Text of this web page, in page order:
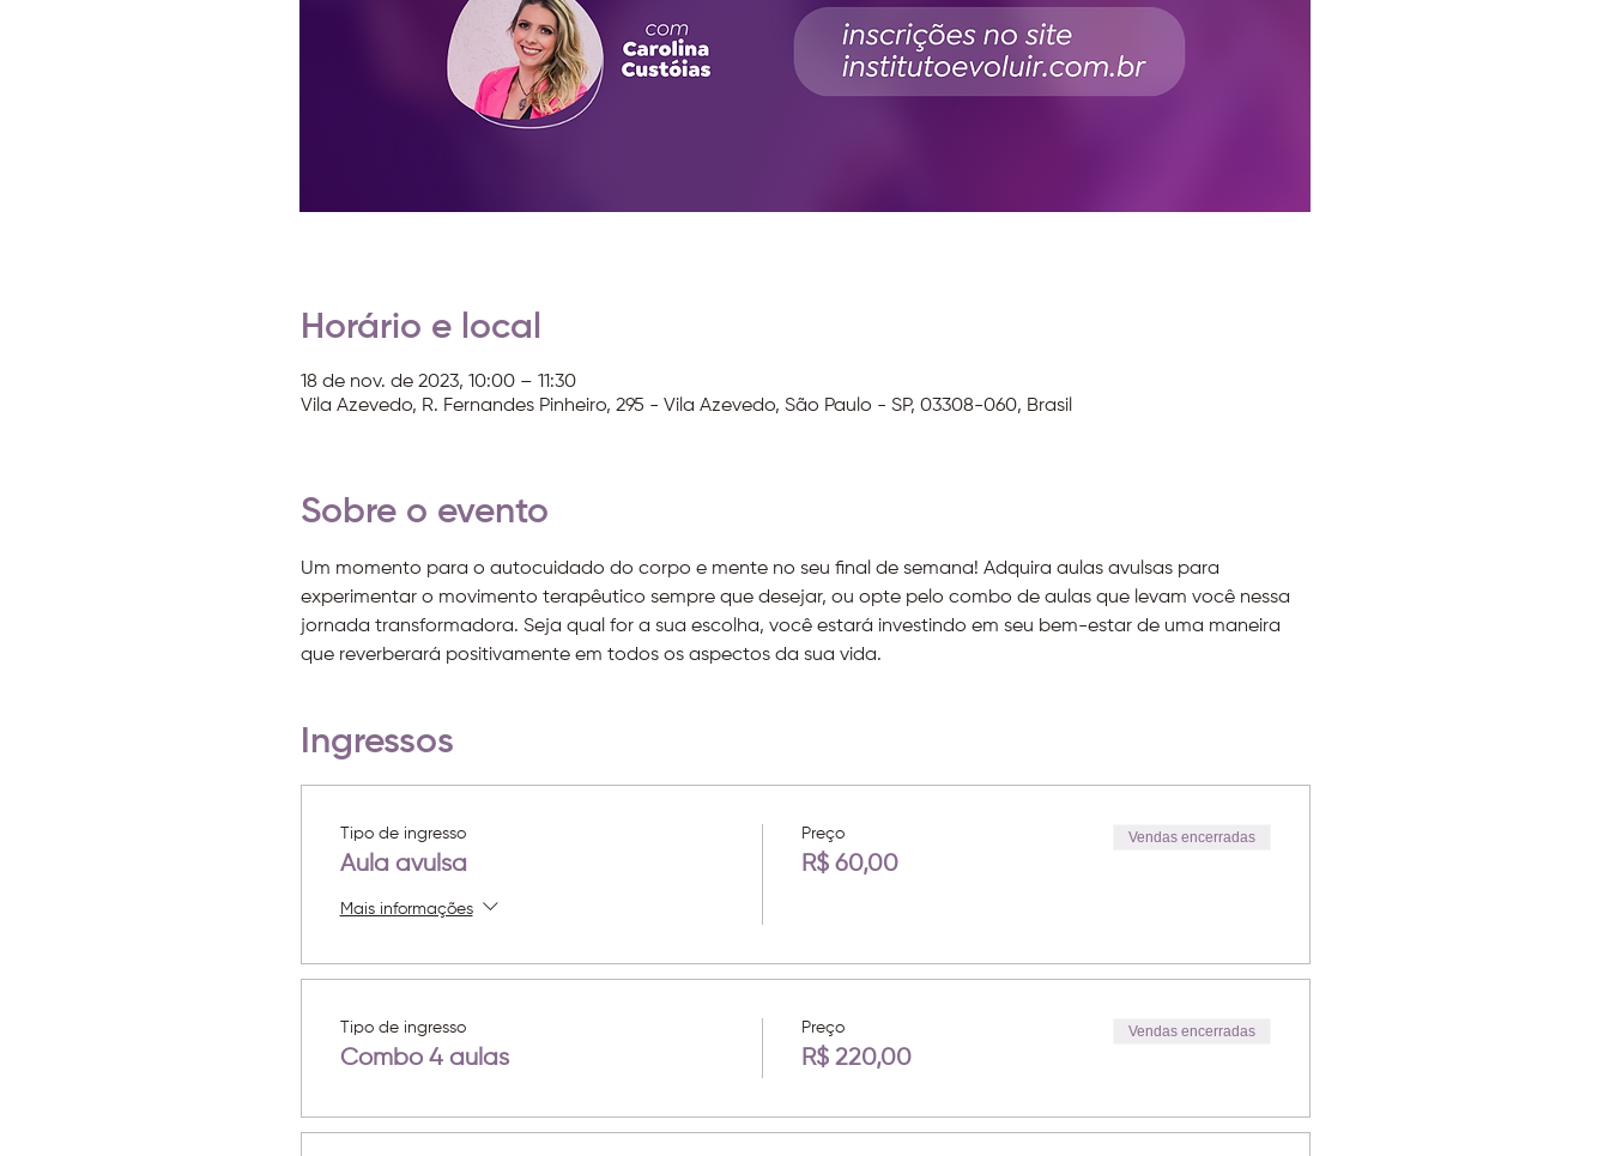
Horário e local
18 de nov. de 2023, 10:00 – 11:30
Vila Azevedo, R. Fernandes Pinheiro, 295 - Vila Azevedo, São Paulo - SP, 03308-060, Brasil
Sobre o evento
Um momento para o autocuidado do corpo e mente no seu final de semana! Adquira aulas avulsas para
experimentar o movimento terapêutico sempre que desejar, ou opte pelo combo de aulas que levam você nessa
jornada transformadora. Seja qual for a sua escolha, você estará investindo em seu bem-estar de uma maneira
que reverberará positivamente em todos os aspectos da sua vida.
Ingressos
Tipo de ingresso
Aula avulsa
Mais informações
Preço
R$ 60,00
Vendas encerradas
Tipo de ingresso
Combo 4 aulas
Preço
R$ 220,00
Vendas encerradas